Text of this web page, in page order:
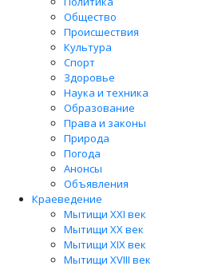
Общество
Происшествия
Культура
Спорт
Здоровье
Наука и техника
Образование
Права и законы
Природа
Погода
Анонсы
Объявления
Краеведение
Мытищи XXI век
Мытищи XX век
Мытищи XIX век
Мытищи XVIII век